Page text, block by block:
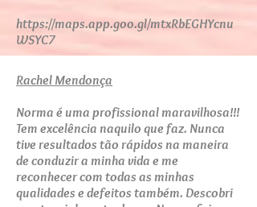
https://maps.app.goo.gl/mtxRbEGHYcnu
WSYC7
Rachel Mendonça
Norma é uma profissional maravilhosa!!!
Tem excelência naquilo que faz. Nunca
tive resultados tão rápidos na maneira
de conduzir a minha vida e me
reconhecer com todas as minhas
qualidades e defeitos também. Descobri